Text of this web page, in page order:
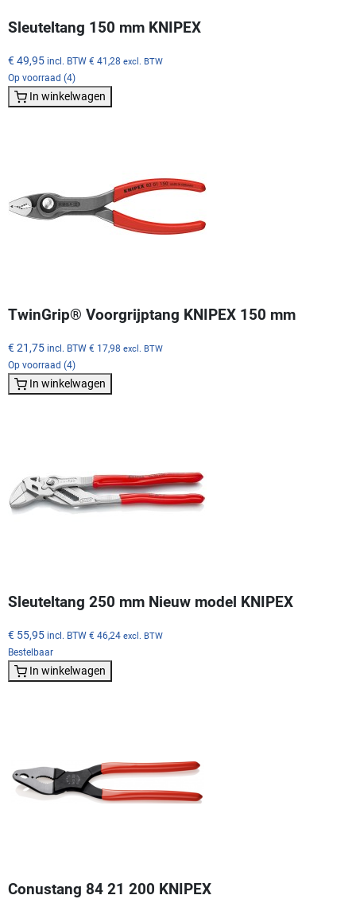
Sleuteltang 150 mm KNIPEX
€ 49,95 incl. BTW € 41,28 excl. BTW
Op voorraad (4)
In winkelwagen
TwinGrip® Voorgrijptang KNIPEX 150 mm
€ 21,75 incl. BTW € 17,98 excl. BTW
Op voorraad (4)
In winkelwagen
Sleuteltang 250 mm Nieuw model KNIPEX
€ 55,95 incl. BTW € 46,24 excl. BTW
Bestelbaar
In winkelwagen
Conustang 84 21 200 KNIPEX